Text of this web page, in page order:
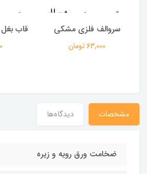
سروالف فلزی مشکی
63,000 تومان
قاب
مشخصات دیدگاه‌ها
ضخامت ورق رویه و زیره